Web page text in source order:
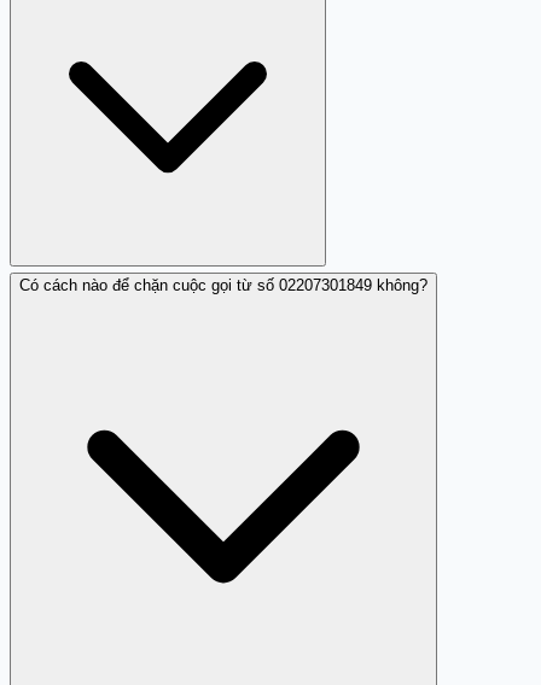
Nhiều người dùng đã báo cáo số điện thoại này vì các
Có cách nào để chặn cuộc gọi từ số 02207301849 không?